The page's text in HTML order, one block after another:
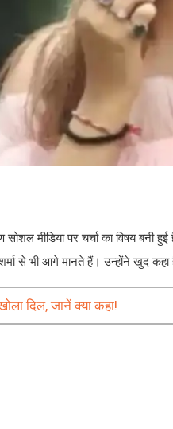
मीडिया पर चर्चा का विषय
से भी आगे मानते हैं। उन्होंने खुद
दिल, जानें क्या कहा!